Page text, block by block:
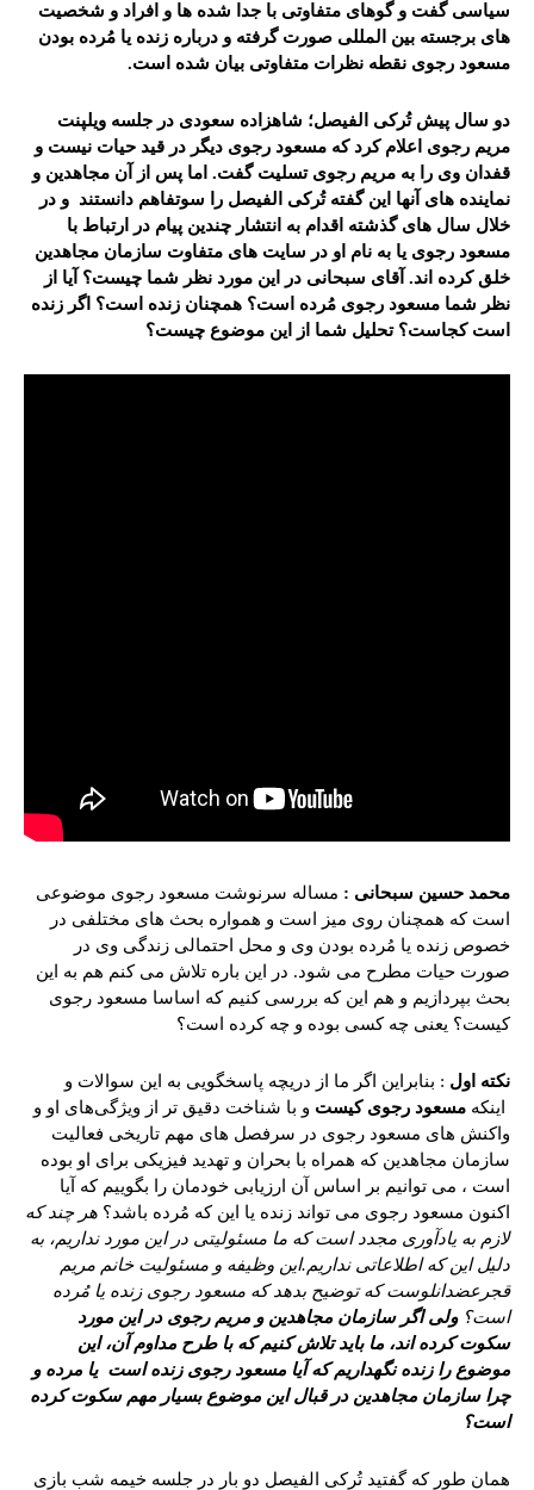
سیاسی گفت و گوهای متفاوتی با جدا شده ها و افراد و شخصیت
های برجسته بین المللی صورت گرفته و درباره زنده یا مُرده بودن
مسعود رجوی نقطه نظرات متفاوتی بیان شده است.
دو سال پیش تُرکی الفیصل؛ شاهزاده سعودی در جلسه ویلپنت
مریم رجوی اعلام کرد که مسعود رجوی دیگر در قید حیات نیست و
قفدان وی را به مریم رجوی تسلیت گفت. اما پس از آن مجاهدین و
نماینده های آنها این گفته تُرکی الفیصل را سوتفاهم دانستند و در
خلال سال های گذشته اقدام به انتشار چندین پیام در ارتباط با
مسعود رجوی یا به نام او در سایت های متفاوت سازمان مجاهدین
خلق کرده اند. آقای سبحانی در این مورد نظر شما چیست؟ آیا از
نظر شما مسعود رجوی مُرده است؟ همچنان زنده است؟ اگر زنده
است کجاست؟ تحلیل شما از این موضوع چیست؟
محمد حسین سبحانی : مساله سرنوشت مسعود رجوی موضوعی
است که همچنان روی میز است و همواره بحث های مختلفی در
خصوص زنده یا مُرده بودن وی و محل احتمالی زندگی وی در
صورت حیات مطرح می شود. در این باره تلاش می کنم هم به این
بحث بپردازیم و هم این که بررسی کنیم که اساسا مسعود رجوی
کیست؟ یعنی چه کسی بوده و چه کرده است؟
نکته اول : بنابراین اگر ما از دریچه پاسخگویی به این سوالات و
اینکه مسعود رجوی کیست و با شناخت دقیق تر از ویژگی‌های او و
واکنش های مسعود رجوی در سرفصل های مهم تاریخی فعالیت
سازمان مجاهدین که همراه با بحران و تهدید فیزیکی برای او بوده
است ، می توانیم بر اساس آن ارزیابی خودمان را بگوییم که آیا
اکنون مسعود رجوی می تواند زنده یا این که مُرده باشد؟ هر چند که
لازم به یادآوری مجدد است که ما مسئولیتی در این مورد نداریم، به
دلیل این که اطلاعاتی نداریم.این وظیفه و مسئولیت خانم مریم
قجر عضدانلوست که توضیح بدهد که مسعود رجوی زنده یا مُرده
است؟ ولی اگر سازمان مجاهدین و مریم رجوی در این مورد
سکوت کرده اند، ما باید تلاش کنیم که با طرح مداوم آن، این
موضوع را زنده نگهداریم که آیا مسعود رجوی زنده است یا مرده و
چرا سازمان مجاهدین در قبال این موضوع بسیار مهم سکوت کرده
است؟
همان طور که گفتید تُرکی الفیصل دو بار در جلسه خیمه شب بازی